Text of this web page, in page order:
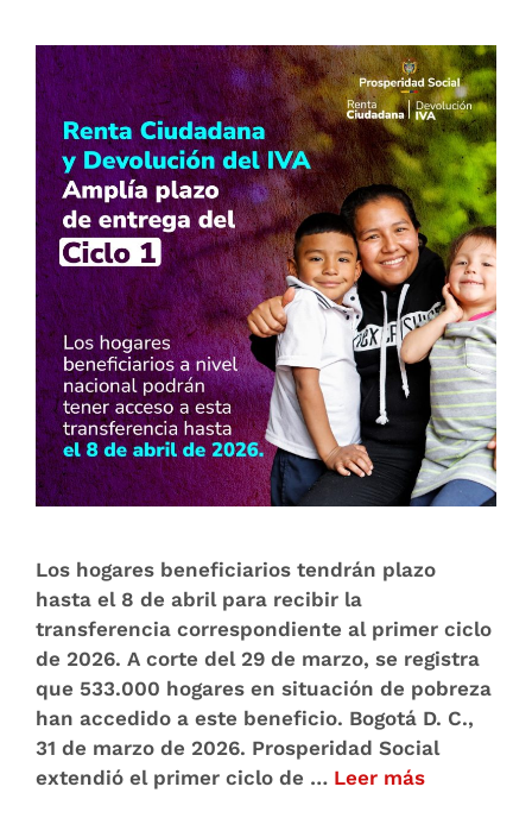
Los hogares beneficiarios tendrán plazo
hasta el 8 de abril para recibir la
transferencia correspondiente al primer ciclo
de 2026. A corte del 29 de marzo, se registra
que 533.000 hogares en situación de pobreza
han accedido a este beneficio. Bogotá D. C.,
31 de marzo de 2026. Prosperidad Social
extendió el primer ciclo de … Leer más